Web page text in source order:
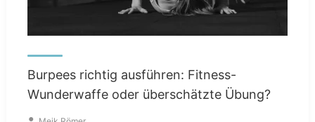
Burpees richtig ausführen: Fitness-
Wunderwaffe oder überschätzte Übung?